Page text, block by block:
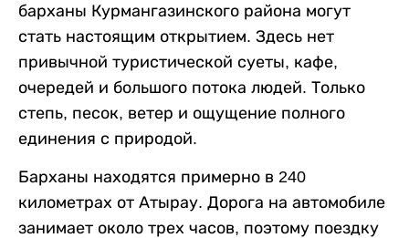
барханы Курмангазинского района могут
стать настоящим открытием. Здесь нет
привычной туристической суеты, кафе,
очередей и большого потока людей. Только
степь, песок, ветер и ощущение полного
единения с природой.
Барханы находятся примерно в 240
километрах от Атырау. Дорога на автомобиле
занимает около трех часов, поэтому поездку